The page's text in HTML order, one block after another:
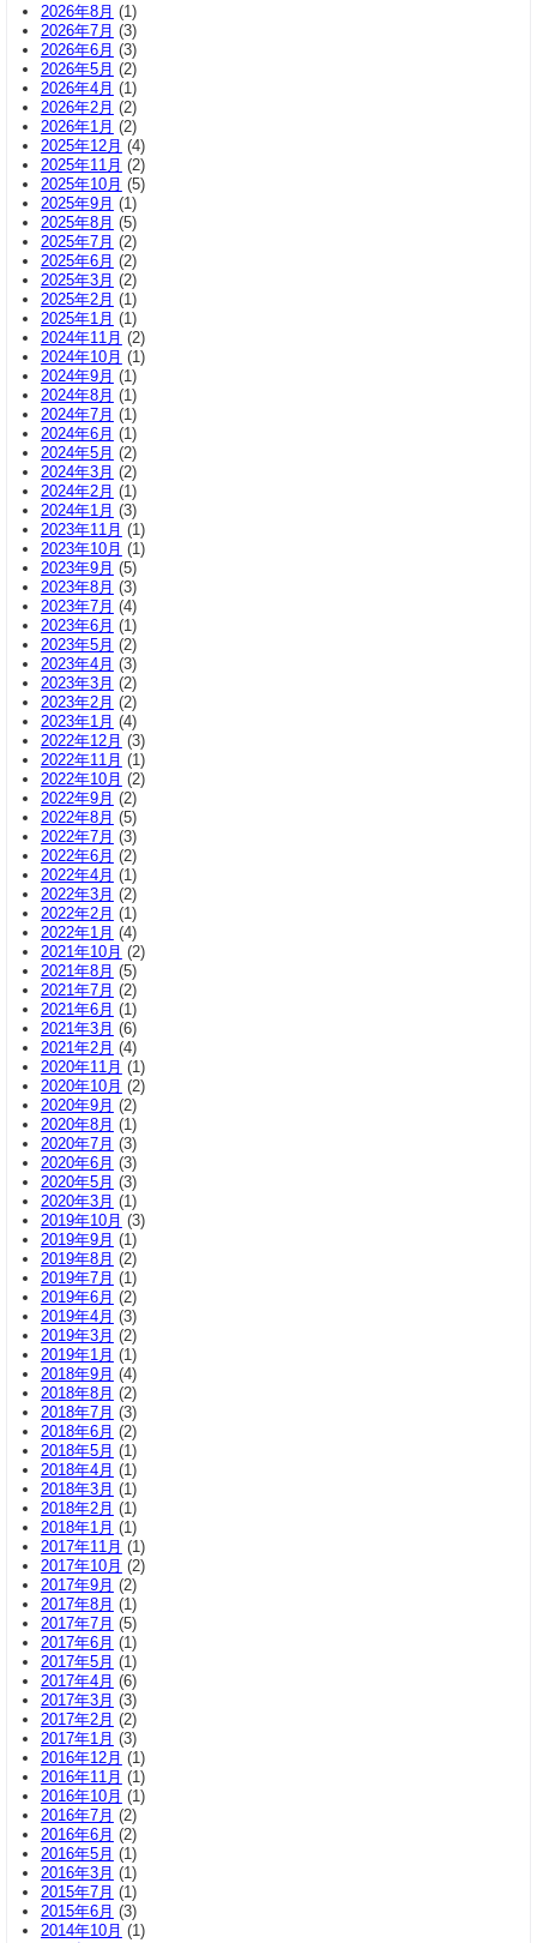
2026年8月 (1)
2026年7月 (3)
2026年6月 (3)
2026年5月 (2)
2026年4月 (1)
2026年2月 (2)
2026年1月 (2)
2025年12月 (4)
2025年11月 (2)
2025年10月 (5)
2025年9月 (1)
2025年8月 (5)
2025年7月 (2)
2025年6月 (2)
2025年3月 (2)
2025年2月 (1)
2025年1月 (1)
2024年11月 (2)
2024年10月 (1)
2024年9月 (1)
2024年8月 (1)
2024年7月 (1)
2024年6月 (1)
2024年5月 (2)
2024年3月 (2)
2024年2月 (1)
2024年1月 (3)
2023年11月 (1)
2023年10月 (1)
2023年9月 (5)
2023年8月 (3)
2023年7月 (4)
2023年6月 (1)
2023年5月 (2)
2023年4月 (3)
2023年3月 (2)
2023年2月 (2)
2023年1月 (4)
2022年12月 (3)
2022年11月 (1)
2022年10月 (2)
2022年9月 (2)
2022年8月 (5)
2022年7月 (3)
2022年6月 (2)
2022年4月 (1)
2022年3月 (2)
2022年2月 (1)
2022年1月 (4)
2021年10月 (2)
2021年8月 (5)
2021年7月 (2)
2021年6月 (1)
2021年3月 (6)
2021年2月 (4)
2020年11月 (1)
2020年10月 (2)
2020年9月 (2)
2020年8月 (1)
2020年7月 (3)
2020年6月 (3)
2020年5月 (3)
2020年3月 (1)
2019年10月 (3)
2019年9月 (1)
2019年8月 (2)
2019年7月 (1)
2019年6月 (2)
2019年4月 (3)
2019年3月 (2)
2019年1月 (1)
2018年9月 (4)
2018年8月 (2)
2018年7月 (3)
2018年6月 (2)
2018年5月 (1)
2018年4月 (1)
2018年3月 (1)
2018年2月 (1)
2018年1月 (1)
2017年11月 (1)
2017年10月 (2)
2017年9月 (2)
2017年8月 (1)
2017年7月 (5)
2017年6月 (1)
2017年5月 (1)
2017年4月 (6)
2017年3月 (3)
2017年2月 (2)
2017年1月 (3)
2016年12月 (1)
2016年11月 (1)
2016年10月 (1)
2016年7月 (2)
2016年6月 (2)
2016年5月 (1)
2016年3月 (1)
2015年7月 (1)
2015年6月 (3)
2014年10月 (1)